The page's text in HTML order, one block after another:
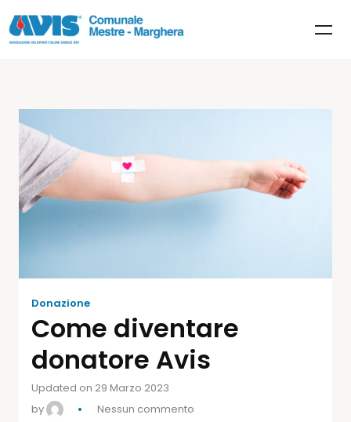
Donazione
Come diventare
donatore Avis
Updated on 29 Marzo 2023
by
Nessun commento